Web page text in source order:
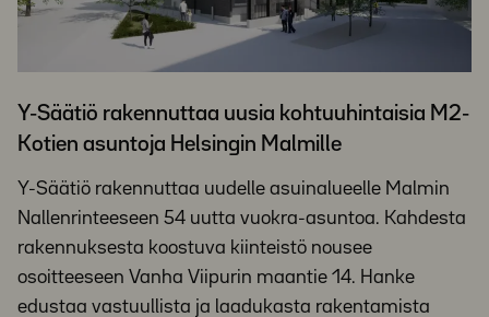
Y-Säätiö rakennuttaa uusia kohtuuhintaisia M2-
Kotien asuntoja Helsingin Malmille
Y-Säätiö rakennuttaa uudelle asuinalueelle Malmin
Nallenrinteeseen 54 uutta vuokra-asuntoa. Kahdesta
rakennuksesta koostuva kiinteistö nousee
osoitteeseen Vanha Viipurin maantie 14. Hanke
edustaa vastuullista ja laadukasta rakentamista